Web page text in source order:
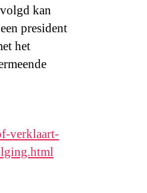
kan
president
het
verklaart-